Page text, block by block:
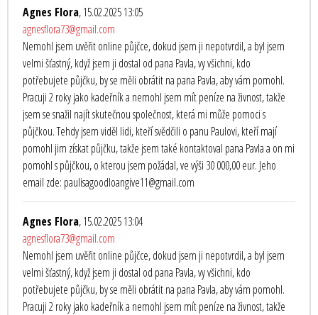
Agnes Flora, 15.02.2025 13:05
agnesflora73@gmail.com
Nemohl jsem uvěřit online půjčce, dokud jsem ji nepotvrdil, a byl jsem
velmi šťastný, když jsem ji dostal od pana Pavla, vy všichni, kdo
potřebujete půjčku, by se měli obrátit na pana Pavla, aby vám pomohl.
Pracuji 2 roky jako kadeřník a nemohl jsem mít peníze na živnost, takže
jsem se snažil najít skutečnou společnost, která mi může pomoci s
půjčkou. Tehdy jsem viděl lidi, kteří svědčili o panu Paulovi, kteří mají
pomohl jim získat půjčku, takže jsem také kontaktoval pana Pavla a on mi
pomohl s půjčkou, o kterou jsem požádal, ve výši 30 000,00 eur. Jeho
email zde: paulisagoodloangive11@gmail.com
Agnes Flora, 15.02.2025 13:04
agnesflora73@gmail.com
Nemohl jsem uvěřit online půjčce, dokud jsem ji nepotvrdil, a byl jsem
velmi šťastný, když jsem ji dostal od pana Pavla, vy všichni, kdo
potřebujete půjčku, by se měli obrátit na pana Pavla, aby vám pomohl.
Pracuji 2 roky jako kadeřník a nemohl jsem mít peníze na živnost, takže